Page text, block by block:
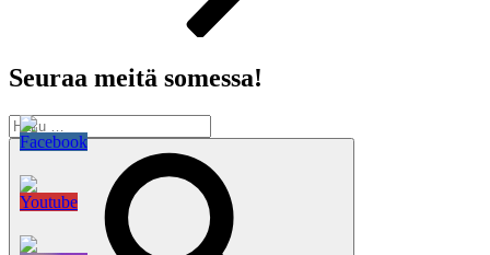
Seuraa meitä somessa!
Etsi: